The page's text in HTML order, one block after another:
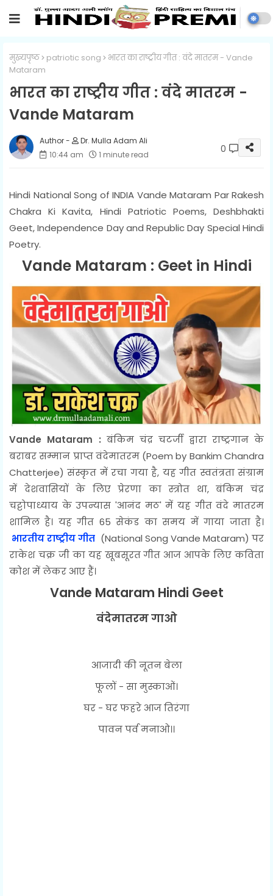
मुख्यपृष्ठ patriotic song
भारत का राष्ट्रीय गीत : वंदे मातरम - Vande
Mataram
भारत का राष्ट्रीय गीत : वंदे मातरम -
Vande Mataram
Dr. Mulla Adam Ali
10:44 am
1 minute read 0
Hindi National Song of INDIA Vande Mataram Par Rakesh
Chakra Ki Kavita, Hindi Patriotic Poems, Deshbhakti
Geet, Independence Day and Republic Day Special Hindi
Poetry.
Vande Mataram : Geet in Hindi
Vande Mataram : बंकिम चंद्र चटर्जी द्वारा राष्ट्रगान के
बराबर सम्मान प्राप्त वंदेमातरम (Poem by Bankim Chandra
Chatterjee) संस्कृत में रचा गया है, यह गीत स्वतंत्रता संग्राम
में देशवासियों के लिए प्रेरणा का स्त्रोत था, बंकिम चंद्र
चट्टोपाध्याय के उपन्यास 'आनंद मठ' में यह गीत वंदे मातरम
शामिल है। यह गीत 65 सेकंड का समय में गाया जाता है।
भारतीय राष्ट्रीय गीत (National Song Vande Mataram) पर
राकेश चक्र जी का यह खूबसूरत गीत आज आपके लिए कविता
कोश में लेकर आए हैं।
Vande Mataram Hindi Geet
वंदेमातरम गाओ
आजादी की नूतन बेला
फूलों - सा मुस्काओं।
घर - घर फहरे आज तिरंगा
पावन पर्व मनाओ।।